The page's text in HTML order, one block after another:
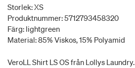
Storlek: XS
Produktnummer: 5712793458320
Färg: lightgreen
Material: 85% Viskos, 15% Polyamid
VeroLL Shirt LS OS från Lollys Laundry.